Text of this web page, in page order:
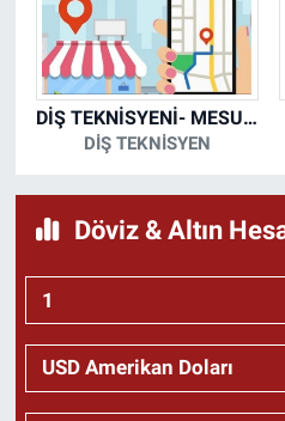
DİŞ TEKNİSYENİ- MESUT KORKMAZ
DİŞ TEKNİSYEN
Döviz & Altın